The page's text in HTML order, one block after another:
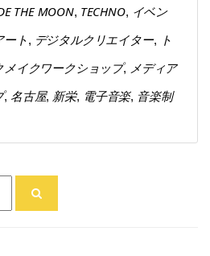
THE MOON, TECHNO, イベン
ート, デジタルクリエイター, ト
メイクワークショップ, メディア
, 名古屋, 新栄, 電子音楽, 音楽制